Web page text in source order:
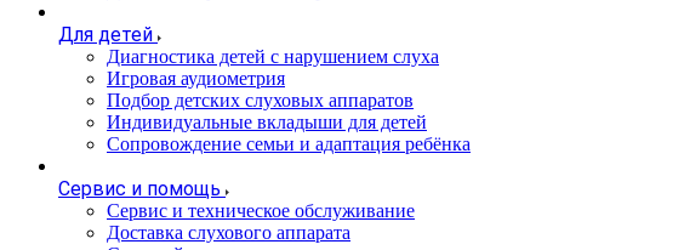
Для детей
Диагностика детей с нарушением слуха
Игровая аудиометрия
Подбор детских слуховых аппаратов
Индивидуальные вкладыши для детей
Сопровождение семьи и адаптация ребёнка
Сервис и помощь
Сервис и техническое обслуживание
Доставка слухового аппарата